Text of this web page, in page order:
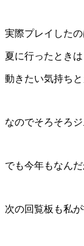
実際プレイした
夏に行ったとき
動きたい気持ち
なのでそろそろ
でも今年もなん
次の回覧板も私